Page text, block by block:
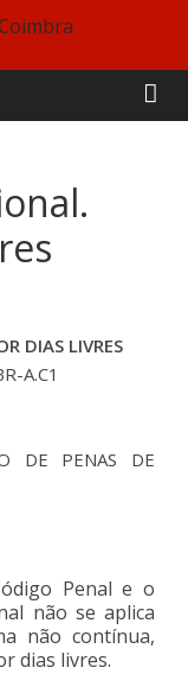
DIAS LIVRES
A.C1
DE PENAS DE
Penal e o
não se aplica
não contínua,
dias livres.